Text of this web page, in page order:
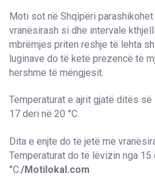
Moti sot në Shqipëri
vranësirash si dhe intervale
mbrëmjes priten reshje të lehta
luginave do të ketë prezencë të
hershme të mëngjesit.
Temperaturat e ajrit gjatë ditës
17 deri në 20 °C.
Dita e enjte do të jetë me
Temperaturat do të lëvizin nga 15
°C./Motilokal.com